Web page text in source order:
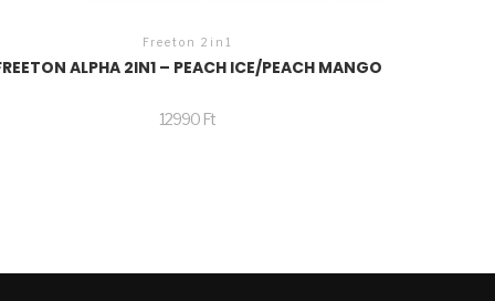
Freeton 2in1
ALPHA 2IN1 – PEACH ICE/PEACH MANGO
12990 Ft